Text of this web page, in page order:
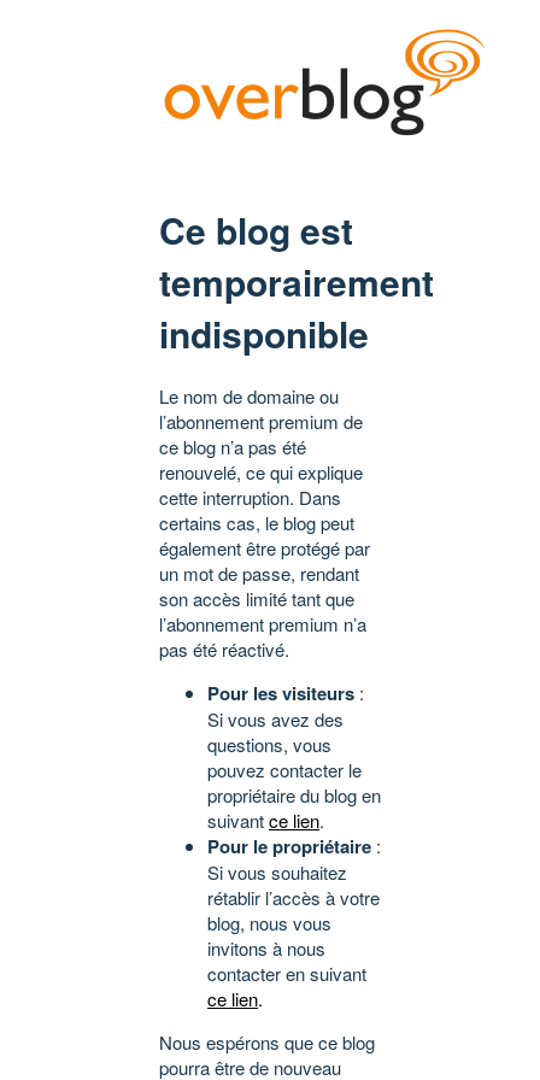
Ce blog est
temporairement
indisponible
Le nom de domaine ou
l’abonnement premium de
ce blog n’a pas été
renouvelé, ce qui explique
cette interruption. Dans
certains cas, le blog peut
également être protégé par
un mot de passe, rendant
son accès limité tant que
l’abonnement premium n’a
pas été réactivé.
Pour les visiteurs :
Si vous avez des
questions, vous
pouvez contacter le
propriétaire du blog en
suivantce lien.
Pour le propriétaire :
Si vous souhaitez
rétablir l’accès à votre
blog, nous vous
invitons à nous
contacter en suivant
ce lien.
Nous espérons que ce blog
pourra être de nouveau